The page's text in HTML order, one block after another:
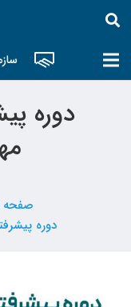
دوره
صفحه
دوره